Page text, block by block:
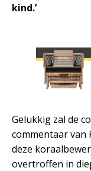
kind.’
Gelukkig zal de
commentaar van
deze
overtroffen in